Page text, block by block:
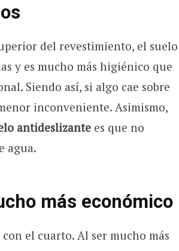
del revestimiento, el suelo
y es mucho más higiénico que
Siendo así, si algo cae sobre
inconveniente. Asimismo,
antideslizante es que no
agua.
más económico
el cuarto. Al ser mucho más